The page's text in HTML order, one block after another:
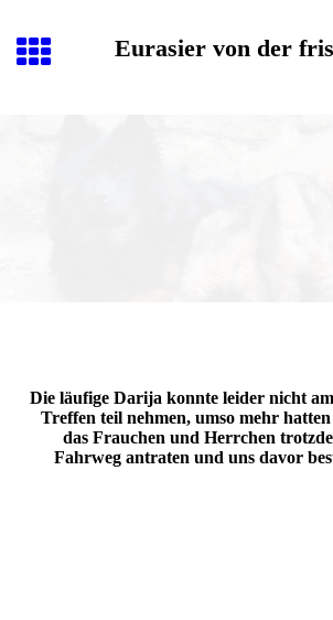
Eurasier von der
Die läufige Darija konnte leider nicht
Treffen teil nehmen, umso mehr
das Frauchen und Herrchen
Fahrweg antraten und uns davor